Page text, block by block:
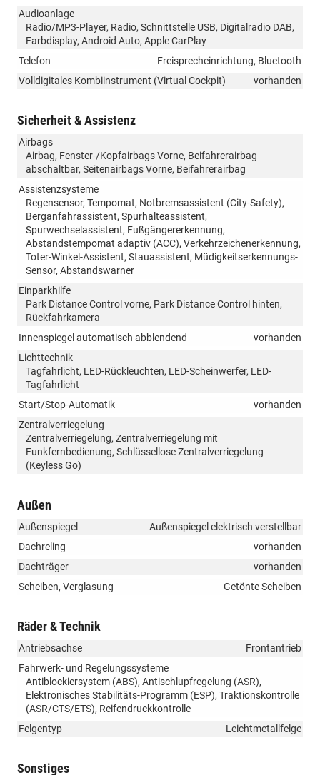
Audioanlage
Radio/MP3-Player, Radio, Schnittstelle USB, Digitalradio DAB,
Farbdisplay, Android Auto, Apple CarPlay
Telefon
Freisprecheinrichtung, Bluetooth
Volldigitales Kombiinstrument (Virtual Cockpit)
vorhanden
Sicherheit & Assistenz
Airbags
Airbag, Fenster-/Kopfairbags Vorne, Beifahrerairbag
abschaltbar, Seitenairbags Vorne, Beifahrerairbag
Assistenzsysteme
Regensensor, Tempomat, Notbremsassistent (City-Safety),
Berganfahrassistent, Spurhalteassistent,
Spurwechselassistent, Fußgängererkennung,
Abstandstempomat adaptiv (ACC), Verkehrzeichenerkennung,
Toter-Winkel-Assistent, Stauassistent, Müdigkeitserkennungs-
Sensor, Abstandswarner
Einparkhilfe
Park Distance Control vorne, Park Distance Control hinten,
Rückfahrkamera
Innenspiegel automatisch abblendend
vorhanden
Lichttechnik
Tagfahrlicht, LED-Rückleuchten, LED-Scheinwerfer, LED-
Tagfahrlicht
Start/Stop-Automatik
vorhanden
Zentralverriegelung
Zentralverriegelung, Zentralverriegelung mit
Funkfernbedienung, Schlüssellose Zentralverriegelung
(Keyless Go)
Außen
Außenspiegel
Außenspiegel elektrisch verstellbar
Dachreling
vorhanden
Dachträger
vorhanden
Scheiben, Verglasung
Getönte Scheiben
Räder & Technik
Antriebsachse
Frontantrieb
Fahrwerk- und Regelungssysteme
Antiblockiersystem (ABS), Antischlupfregelung (ASR),
Elektronisches Stabilitäts-Programm (ESP), Traktionskontrolle
(ASR/CTS/ETS), Reifendruckkontrolle
Felgentyp
Leichtmetallfelge
Sonstiges